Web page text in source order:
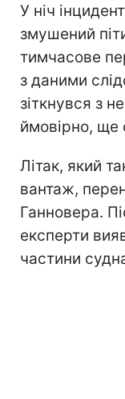
У ніч
змушений
тимчасове
з даними
зіткнувся з
ймовірно,
Літак, який
вантаж,
Ганновера.
експерти
частини